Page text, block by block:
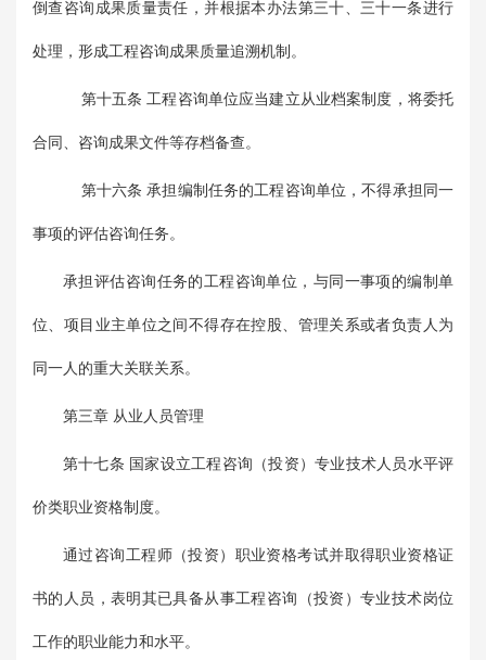
倒查咨询成果质量责任，并根据本办法第三十、三十一条进行
处理，形成工程咨询成果质量追溯机制。
第十五条 工程咨询单位应当建立从业档案制度，将委托
合同、咨询成果文件等存档备查。
第十六条 承担编制任务的工程咨询单位，不得承担同一
事项的评估咨询任务。
承担评估咨询任务的工程咨询单位，与同一事项的编制单
位、项目业主单位之间不得存在控股、管理关系或者负责人为
同一人的重大关联关系。
第三章 从业人员管理
第十七条 国家设立工程咨询（投资）专业技术人员水平评
价类职业资格制度。
通过咨询工程师（投资）职业资格考试并取得职业资格证
书的人员，表明其已具备从事工程咨询（投资）专业技术岗位
工作的职业能力和水平。